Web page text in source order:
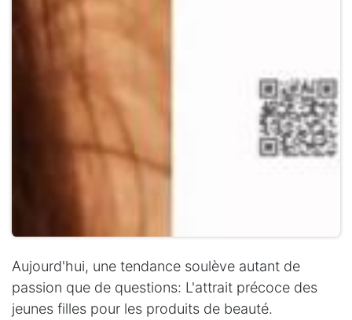
Aujourd'hui, une tendance soulève autant de
passion que de questions: L'attrait précoce des
jeunes filles pour les produits de beauté.